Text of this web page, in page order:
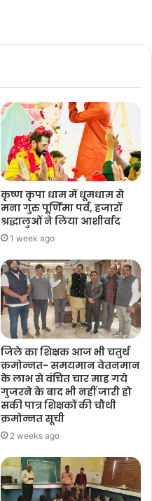
कृष्ण कृपा धाम में धूमधाम से
मना गुरु पूर्णिमा पर्व, हजारों
श्रद्धालुओं ने लिया आशीर्वाद
1 week ago
जिले का शिक्षक आज भी चतुर्थ
क्रमोन्नत- समयमान वेतनमान
के लाभ से वंचित चार माह गये
गुजरने के बाद भी नहीं जारी हो
सकी पात्र शिक्षकों की चौथी
क्रमोन्नत सूची
2 weeks ago